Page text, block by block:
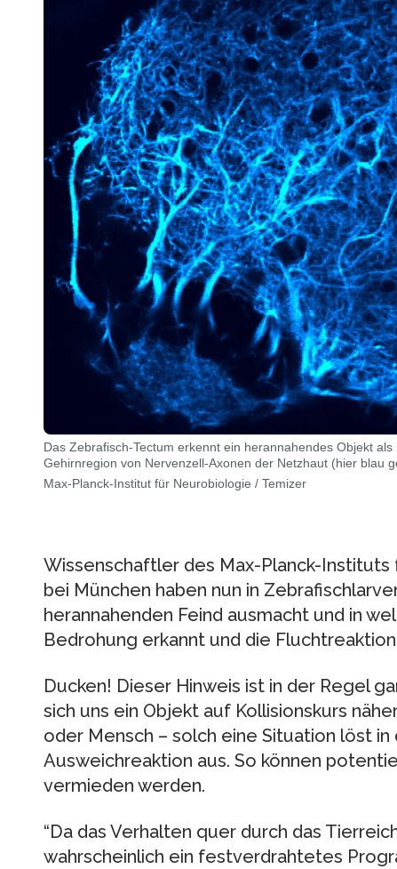
Das Zebrafisch-Tectum erkennt ein herannahendes Objekt
Gehirnregion von Nervenzell-Axonen der Netzhaut (hier blau
Max-Planck-Institut für Neurobiologie / Temizer
Wissenschaftler des Max-Planck-
bei München haben nun in
herannahenden Feind ausmacht und in
Bedrohung erkannt und die
Ducken! Dieser Hinweis ist in der Regel
sich uns ein Objekt auf Kollisionskurs
oder Mensch – solch eine Situation löst
Ausweichreaktion aus. So können
vermieden werden.
“Da das Verhalten quer durch das
wahrscheinlich ein festverdrahtetes